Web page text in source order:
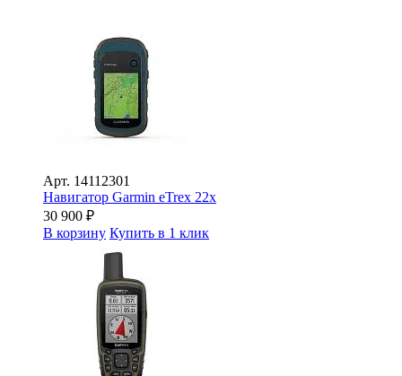
Арт. 14112301
Навигатор Garmin eTrex 22х
30 900 ₽
В корзину Купить в 1 клик